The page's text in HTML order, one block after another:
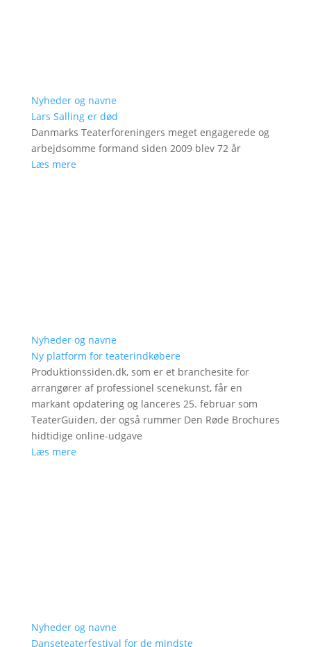
Nyheder og navne
Lars Salling er død
Danmarks Teaterforeningers meget engagerede og
arbejdsomme formand siden 2009 blev 72 år
Læs mere
Nyheder og navne
Ny platform for teaterindkøbere
Produktionssiden.dk, som er et branchesite for
arrangører af professionel scenekunst, får en
markant opdatering og lanceres 25. februar som
TeaterGuiden, der også rummer Den Røde Brochures
hidtidige online-udgave
Læs mere
Nyheder og navne
Danseteaterfestival for de mindste